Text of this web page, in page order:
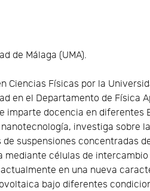
de Málaga (UMA).
Ciencias Físicas por la
en el Departamento de Física
imparte docencia en diferentes
investiga sobre
suspensiones concentradas
células de intercambio
en una nueva
bajo diferentes